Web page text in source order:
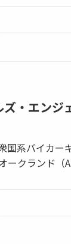
ズ・エンジ
国系バイカー
ークランド